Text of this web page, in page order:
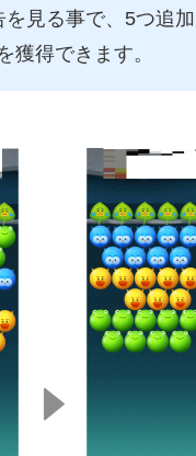
見る事で、5つ追加
獲得できます。